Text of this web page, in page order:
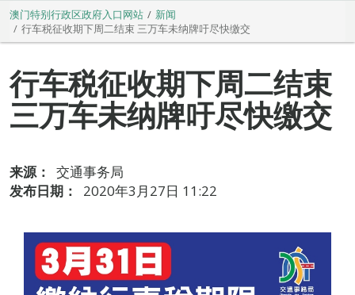
澳门特别行政区政府入口网站
新闻
行车税征收期下周二结束 三万车未纳牌吁尽快缴交
行车税征收期下周二结束
三万车未纳牌吁尽快缴交
来源：
交通事务局
发布日期：
2020年3月27日 11:22